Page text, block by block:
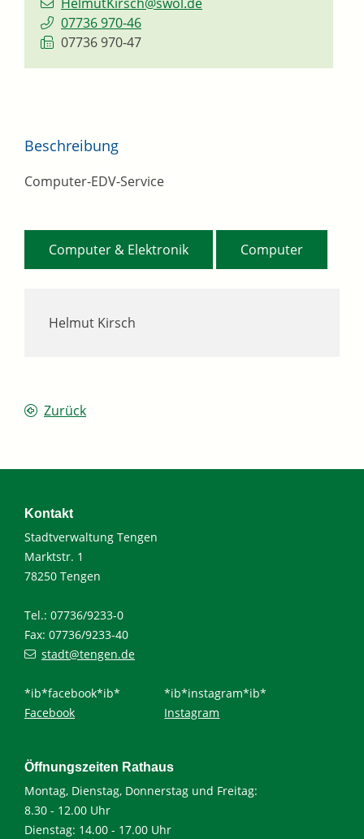
07736 970-46
07736 970-47
Helmut Kirsch
Beschreibung
Computer-EDV-Service
Computer & Elektronik Computer
Zurück
Kontakt
Stadtverwaltung Tengen
Marktstr. 1
78250 Tengen
Tel.: 07736/9233-0
Fax: 07736/9233-40
stadt@tengen.de
*ib*facebook*ib*
Facebook
*ib*instagram*ib*
Instagram
Öffnungszeiten Rathaus
Montag, Dienstag, Donnerstag und Freitag:
8.30 - 12.00 Uhr
Dienstag: 14.00 - 17.00 Uhr